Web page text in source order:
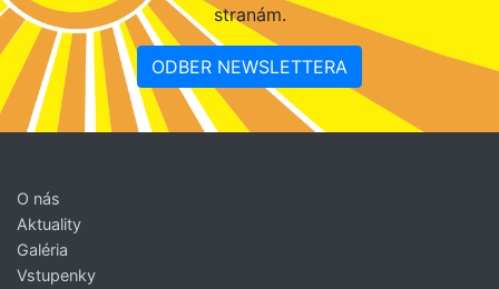
stranám.
ODBER NEWSLETTERA
O nás
Aktuality
Galéria
Vstupenky